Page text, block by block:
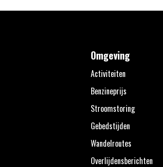
Omgeving
Activiteiten
Benzineprijs
Stroomstoring
Gebedstijden
Wandelroutes
Overlijdensberichten